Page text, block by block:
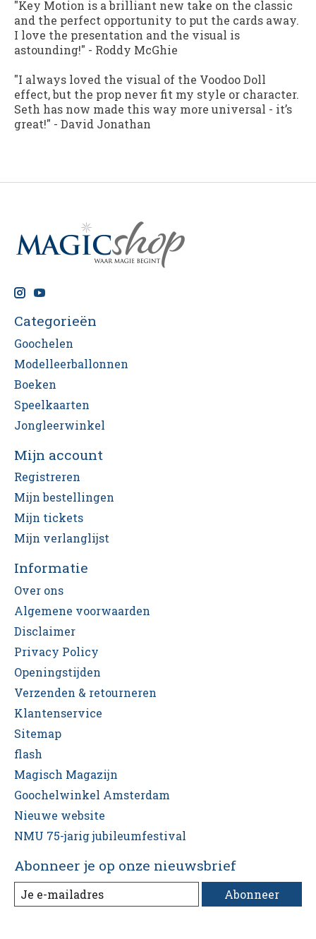
"Key Motion is a brilliant new take on the classic
and the perfect opportunity to put the cards away.
I love the presentation and the visual is
astounding!" - Roddy McGhie
"I always loved the visual of the Voodoo Doll
effect, but the prop never fit my style or character.
Seth has now made this way more universal - it’s
great!" - David Jonathan
Categorieën
Goochelen
Modelleerballonnen
Boeken
Speelkaarten
Jongleerwinkel
Mijn account
Registreren
Mijn bestellingen
Mijn tickets
Mijn verlanglijst
Informatie
Over ons
Algemene voorwaarden
Disclaimer
Privacy Policy
Openingstijden
Verzenden & retourneren
Klantenservice
Sitemap
flash
Magisch Magazijn
Goochelwinkel Amsterdam
Nieuwe website
NMU 75-jarig jubileumfestival
Abonneer je op onze nieuwsbrief
Abonneer